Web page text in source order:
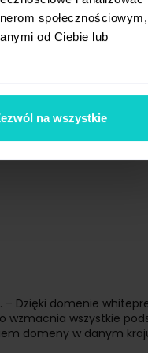
społecznościowym,
od Ciebie lub
na wszystkie
Dzięki domenie
wzmacnia wszystkie
domeny w danym